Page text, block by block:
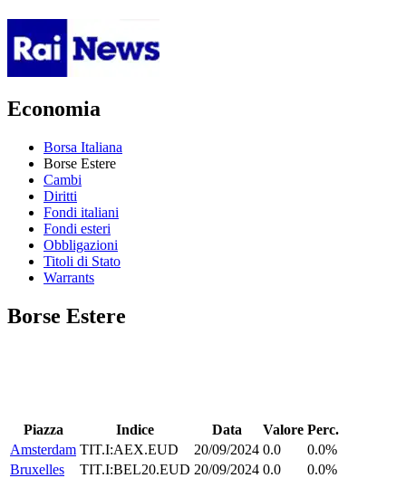
Economia
Borsa Italiana
Borse Estere
Cambi
Diritti
Fondi italiani
Fondi esteri
Obbligazioni
Titoli di Stato
Warrants
Borse Estere
Piazza Indice Data Valore Perc.
Amsterdam TIT.I:AEX.EUD 20/09/2024 0.0
0.0%
Bruxelles
TIT.I:BEL20.EUD 20/09/2024 0.0
0.0%